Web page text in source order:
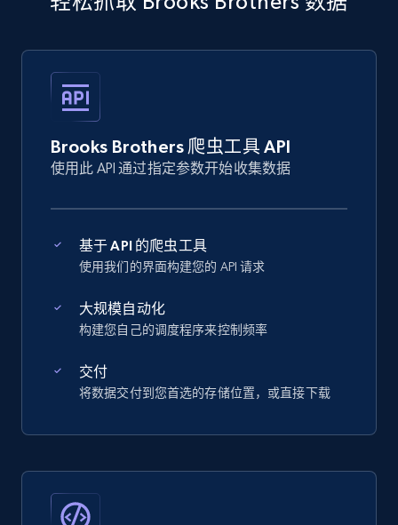
Brooks Brothers 爬虫工具 API
使用此 API 通过指定参数开始收集数据
基于 API 的爬虫工具
使用我们的界面构建您的 API 请求
大规模自动化
构建您自己的调度程序来控制频率
交付
将数据交付到您首选的存储位置，或直接下载